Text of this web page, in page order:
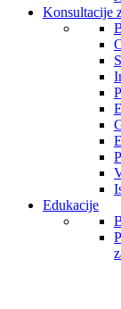
Konsultacije
Edukacije